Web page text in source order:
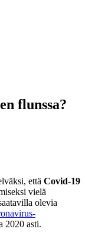
flunssa?
että Covid-19
vielä
olevia
2020 asti.